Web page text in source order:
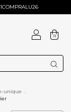
0
unique .